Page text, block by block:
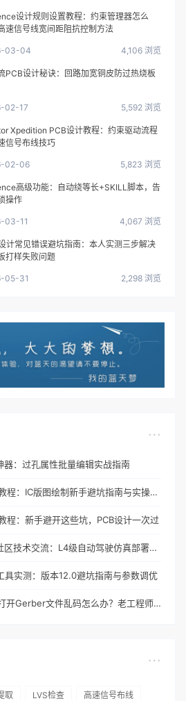
设计规则设置教程：约束管理器怎么
速信号线宽间距阻抗控制方法
03-04 4,106 浏览
PCB设计秘诀：回路加宽铜皮防过热烧板
02-17 5,592 浏览
Xpedition PCB设计教程：约束驱动流程
信号布线技巧
02-06 5,823 浏览
高级功能：自动绕等长+SKILL脚本，告
操作
03-11 4,067 浏览
计常见错误避坑指南：本人实测三步解决
打样失败问题
05-31 2,298 浏览
器：过孔属性批量编辑实战指南
Cadence教程：IC版图绘制新手避坑指南与实操细节
程：新手避开这些坑，PCB设计一次过
智行者IC社区技术交流：L4级自动驾驶仿真部署实操指南
具实测：版本12.0避坑指南与参数调优
CAM350打开Gerber文件乱码怎么办？老工程师实测避坑指南
取 LVS检查 高速信号布线